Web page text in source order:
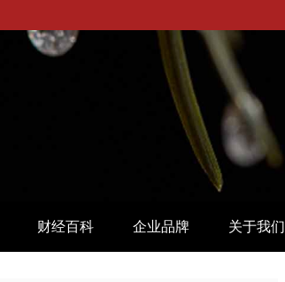
财经百科 企业品牌 关于我们